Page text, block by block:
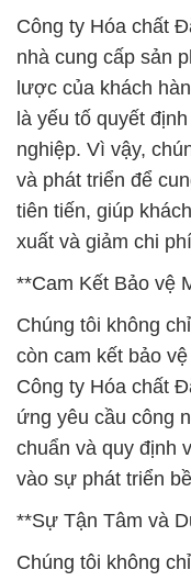
Công ty Hóa chất
nhà cung cấp sản
lược của khách
là yếu tố quyết
nghiệp. Vì vậy,
và phát triển để
tiên tiến, giúp
xuất và giảm chi
**Cam Kết Bảo vệ
Chúng tôi không
còn cam kết bảo
Công ty Hóa chất
ứng yêu cầu công
chuẩn và quy định
vào sự phát triển
**Sự Tận Tâm và
Chúng tôi không